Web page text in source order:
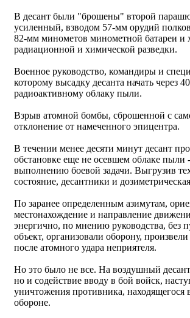
В десант были "брошены" второй
усиленный, взводом 57-мм орудий
82-мм минометов минометной батареи и
радиационной и химической разведки.
Военное руководство, командиры и
которому высадку десанта начать через
радиоактивному облаку пыли.
Взрыв атомной бомбы, сброшенной с
отклонение от намеченного эпицентра.
В течении менее десяти минут десант
обстановке еще не осевшем облаке пыли
выполнению боевой задачи. Выгрузив
состояние, десантники и
По заранее определенным азимутам,
местонахождение и направление
энергично, по мнению руководства, без
объект, организовали оборону,
после атомного удара неприятеля.
Но это было не все. На воздушный десант
но и содействие вводу в бой войск,
уничтожения противника,
обороне.